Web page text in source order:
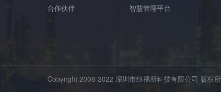
合作伙伴
智慧管理平台
Copyright 2008-2022 深圳市纽福斯科技有限公司 版